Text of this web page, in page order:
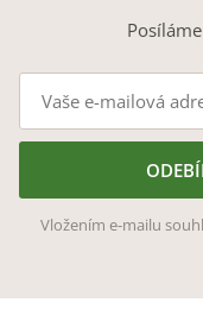
Vložením e-mailu